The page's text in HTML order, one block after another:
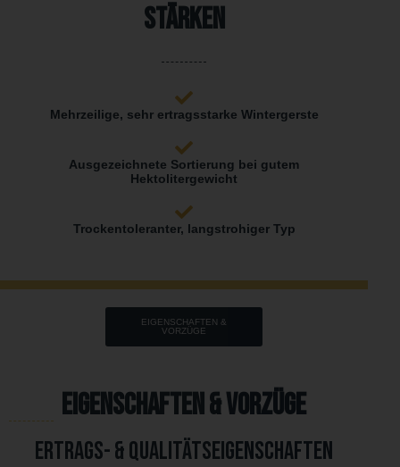
Stärken
Mehrzeilige, sehr ertragsstarke Wintergerste
Ausgezeichnete Sortierung bei gutem
Hektolitergewicht
Trockentoleranter, langstrohiger Typ
EIGENSCHAFTEN &
VORZÜGE
Eigenschaften & Vorzüge
Ertrags- & Qualitätseigenschaften